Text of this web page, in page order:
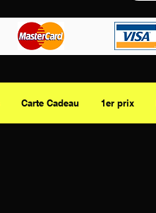
Carte Cadeau 1er prix